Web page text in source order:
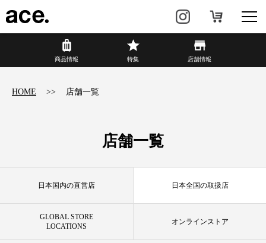
商品情報
バックパック
ace.とは
店舗情報
商品情報 特集 店舗情報
HOME 店舗一覧
店舗一覧
日本国内の直営店 日本全国の取扱店
GLOBAL STORE
LOCATIONS
オンラインストア